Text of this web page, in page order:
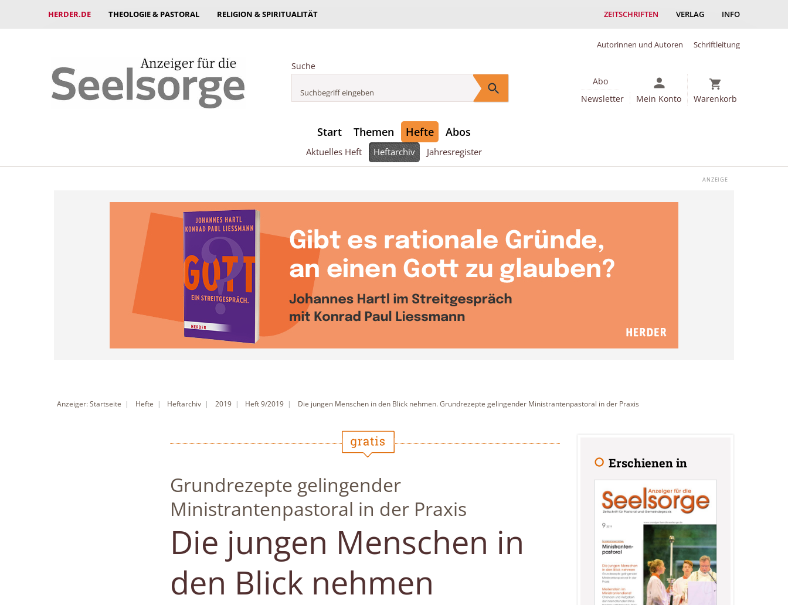
HERDER.DE THEOLOGIE & PASTORAL RELIGION & SPIRITUALITÄT ZEITSCHRIFTEN VERLAG INFO
Autorinnen und Autoren Schriftleitung
Suche
Abo
Newsletter
Mein Konto Warenkorb
Start Themen Hefte Abos
Aktuelles Heft Heftarchiv Jahresregister
Anzeiger: Startseite Hefte Heftarchiv 2019 Heft 9/2019 Die jungen Menschen in den Blick nehmen. Grundrezepte gelingender Ministrantenpastoral in der Praxis
Grundrezepte gelingender
Ministrantenpastoral in der Praxis
:
Die jungen Menschen in
den Blick nehmen
Erschienen in